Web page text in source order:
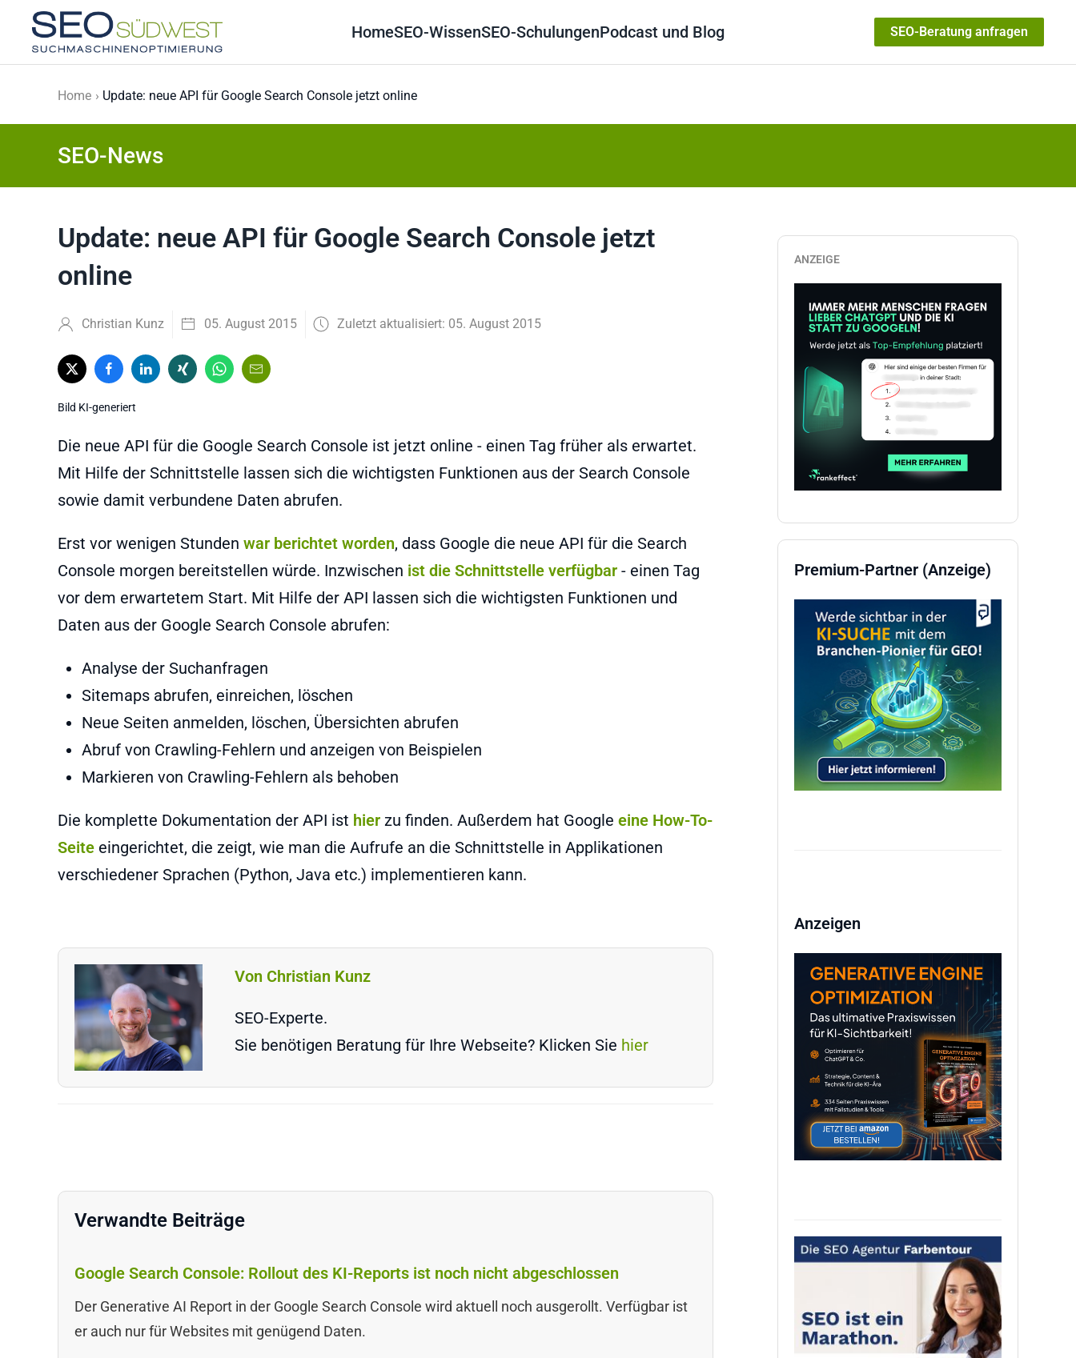
Skip to main content
HomeSEO-WissenSEO-SchulungenPodcast und Blog SEO-Beratung anfragen
Home Update: neue API für Google Search Console jetzt online
SEO-News
Update: neue API für Google Search Console jetzt
online
Christian Kunz 05. August 2015 Zuletzt aktualisiert: 05. August 2015
Bild KI-generiert
Die neue API für die Google Search Console ist jetzt online - einen Tag früher als erwartet.
Mit Hilfe der Schnittstelle lassen sich die wichtigsten Funktionen aus der Search Console
sowie damit verbundene Daten abrufen.
Erst vor wenigen Stunden war berichtet worden, dass Google die neue API für die Search
Console morgen bereitstellen würde. Inzwischen ist die Schnittstelle verfügbar - einen Tag
vor dem erwartetem Start. Mit Hilfe der API lassen sich die wichtigsten Funktionen und
Daten aus der Google Search Console abrufen:
Analyse der Suchanfragen
Sitemaps abrufen, einreichen, löschen
Neue Seiten anmelden, löschen, Übersichten abrufen
Abruf von Crawling-Fehlern und anzeigen von Beispielen
Markieren von Crawling-Fehlern als behoben
Die komplette Dokumentation der API ist hier zu finden. Außerdem hat Google eine How-To-
Seite eingerichtet, die zeigt, wie man die Aufrufe an die Schnittstelle in Applikationen
verschiedener Sprachen (Python, Java etc.) implementieren kann.
Von Christian Kunz
SEO-Experte.
Sie benötigen Beratung für Ihre Webseite? Klicken Sie hier
Verwandte Beiträge
Google Search Console: Rollout des KI-Reports ist noch nicht abgeschlossen
Der Generative AI Report in der Google Search Console wird aktuell noch ausgerollt. Verfügbar ist
er auch nur für Websites mit genügend Daten.
ANZEIGE
Premium-Partner (Anzeige)
Anzeigen